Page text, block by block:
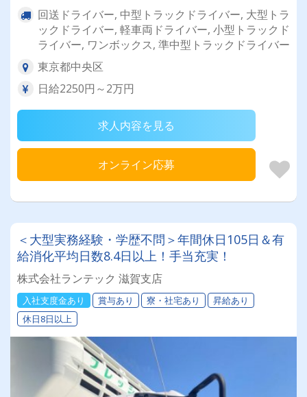
回送ドライバー, 中型トラックドライバー, 大型トラ
ックドライバー, 軽車両ドライバー, 小型トラックド
ライバー, ワンボックス, 準中型トラックドライバー
東京都中央区
日給2250円～2万円
求人内容を見る
オンライン応募
＜大型実務経験・学歴不問＞年間休日105日＆有
給消化平均日数8.4日以上！手当充実！
株式会社ランテック 滋賀支店
入社支度金あり 賞与あり 寮・社宅あり
昇給あり
休日8日以上